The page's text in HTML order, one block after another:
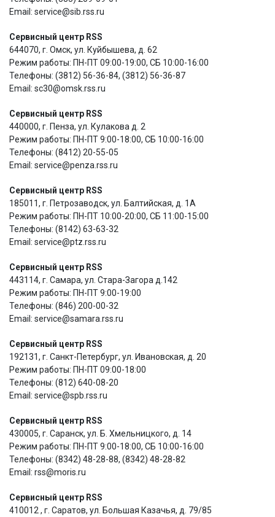
Email: service@sib.rss.ru
Сервисный центр RSS
644070, г. Омск, ул. Куйбышева, д. 62
Режим работы: ПН-ПТ 09:00-19:00, СБ 10:00-16:00
Телефоны: (3812) 56-36-84, (3812) 56-36-87
Email: sc30@omsk.rss.ru
Сервисный центр RSS
440000, г. Пенза, ул. Кулакова д. 2
Режим работы: ПН-ПТ 9:00-18:00, СБ 10:00-16:00
Телефоны: (8412) 20-55-05
Email: service@penza.rss.ru
Сервисный центр RSS
185011, г. Петрозаводск, ул. Балтийская, д. 1А
Режим работы: ПН-ПТ 10:00-20:00, СБ 11:00-15:00
Телефоны: (8142) 63-63-32
Email: service@ptz.rss.ru
Сервисный центр RSS
443114, г. Самара, ул. Стара-Загора д.142
Режим работы: ПН-ПТ 9:00-19:00
Телефоны: (846) 200-00-32
Email: service@samara.rss.ru
Сервисный центр RSS
192131, г. Санкт-Петербург, ул. Ивановская, д. 20
Режим работы: ПН-ПТ 09:00-18:00
Телефоны: (812) 640-08-20
Email: service@spb.rss.ru
Сервисный центр RSS
430005, г. Саранск, ул. Б. Хмельницкого, д. 14
Режим работы: ПН-ПТ 9:00-18:00, СБ 10:00-16:00
Телефоны: (8342) 48-28-88, (8342) 48-28-82
Email: rss@moris.ru
Сервисный центр RSS
410012 , г. Саратов, ул. Большая Казачья, д. 79/85